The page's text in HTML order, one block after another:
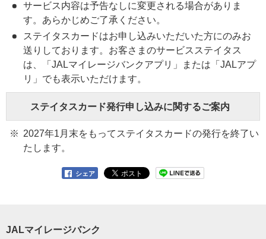
サービス内容は予告なしに変更される場合がありま
す。あらかじめご了承ください。
ステイタスカードはお申し込みいただいた方にのみお
送りしております。お客さまのサービスステイタス
は、「JALマイレージバンクアプリ」または「JALアプ
リ」でも表示いただけます。
ステイタスカード発行申し込みに関するご案内
2027年1月末をもってステイタスカードの発行を終了い
たします。
シェア
JALマイレージバンク